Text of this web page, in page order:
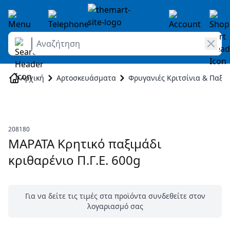
Skip to Content
Αναζήτηση
Αρχική Αρτοσκευάσματα Φρυγανιές Κριτσίνια &
208180
ΜΑΡΑΤΑ Κρητικό παξιμάδι
κριθαρένιο Π.Γ.Ε. 600g
Για να δείτε τις τιμές στα προϊόντα συνδεθείτε στον
λογαριασμό σας